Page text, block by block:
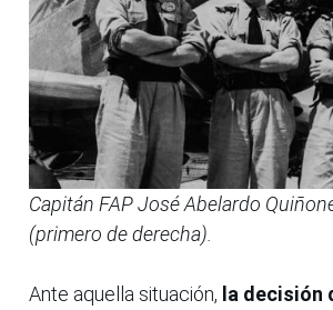
Capitán FAP José Abelardo
(primero de derecha).
Ante aquella situación, la